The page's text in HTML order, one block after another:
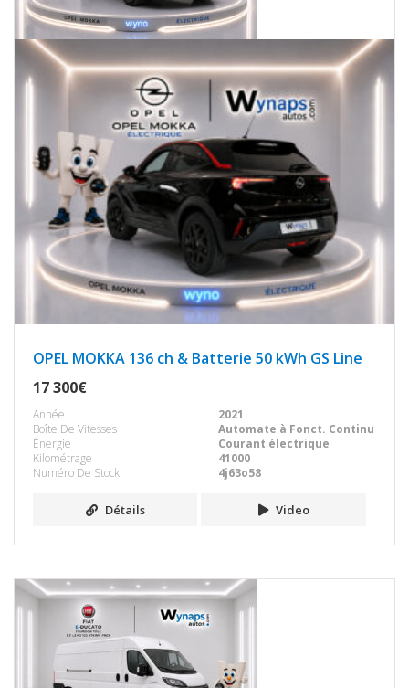
OPEL MOKKA 136 ch & Batterie 50 kWh GS Line
17 300€
Année
2021
Boîte De Vitesses
Automate à Fonct. Continu
Énergie
Courant électrique
Kilométrage
41000
Numéro De Stock
4j63o58
Détails Video